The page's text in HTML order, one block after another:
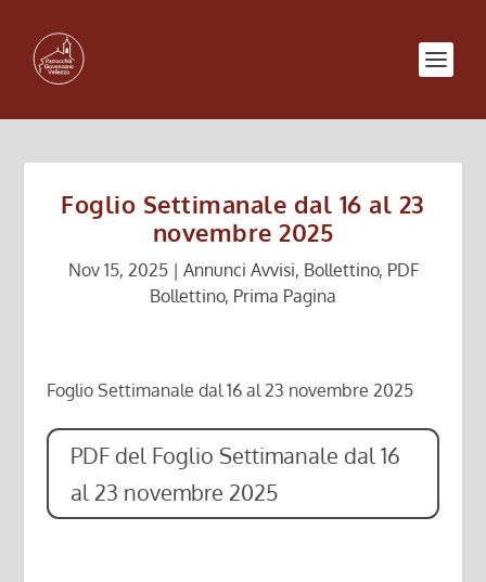
Foglio Settimanale dal 16 al 23
novembre 2025
Nov 15, 2025| Annunci Avvisi, Bollettino, PDF
Bollettino, Prima Pagina
Foglio Settimanale dal 16 al 23 novembre 2025
PDF del Foglio Settimanale dal 16
al 23 novembre 2025